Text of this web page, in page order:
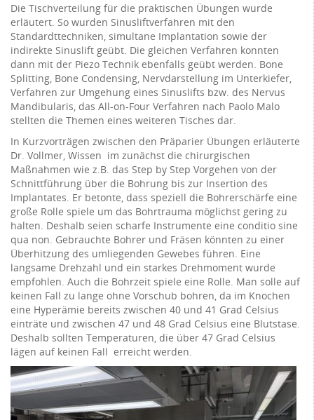
Die Tischverteilung für die praktischen Übungen wurde
erläutert. So wurden Sinusliftverfahren mit den
Standardttechniken, simultane Implantation sowie der
indirekte Sinuslift geübt. Die gleichen Verfahren konnten
dann mit der Piezo Technik ebenfalls geübt werden. Bone
Splitting, Bone Condensing, Nervdarstellung im Unterkiefer,
Verfahren zur Umgehung eines Sinuslifts bzw. des Nervus
Mandibularis, das All-on-Four Verfahren nach Paolo Malo
stellten die Themen eines weiteren Tisches dar.
In Kurzvorträgen zwischen den Präparier Übungen erläuterte
Dr. Vollmer, Wissen im zunächst die chirurgischen
Maßnahmen wie z.B. das Step by Step Vorgehen von der
Schnittführung über die Bohrung bis zur Insertion des
Implantates. Er betonte, dass speziell die Bohrerschärfe eine
große Rolle spiele um das Bohrtrauma möglichst gering zu
halten. Deshalb seien scharfe Instrumente eine conditio sine
qua non. Gebrauchte Bohrer und Fräsen könnten zu einer
Überhitzung des umliegenden Gewebes führen. Eine
langsame Drehzahl und ein starkes Drehmoment wurde
empfohlen. Auch die Bohrzeit spiele eine Rolle. Man solle auf
keinen Fall zu lange ohne Vorschub bohren, da im Knochen
eine Hyperämie bereits zwischen 40 und 41 Grad Celsius
einträte und zwischen 47 und 48 Grad Celsius eine Blutstase.
Deshalb sollten Temperaturen, die über 47 Grad Celsius
lägen auf keinen Fall erreicht werden.